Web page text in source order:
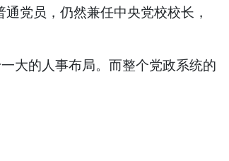
党员，仍然兼任中央党校校长，
大的人事布局。而整个党政系统的